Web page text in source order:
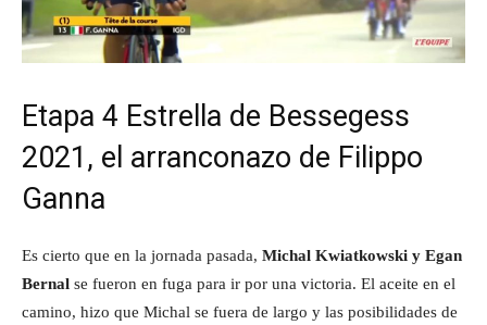
Etapa 4 Estrella de Bessegess
2021, el arranconazo de Filippo
Ganna
Es cierto que en la jornada pasada, Michal Kwiatkowski y Egan
Bernal se fueron en fuga para ir por una victoria. El aceite en el
camino, hizo que Michal se fuera de largo y las posibilidades de